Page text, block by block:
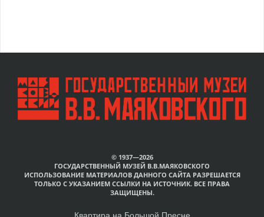
© 1937—2026
ГОСУДАРСТВЕННЫЙ МУЗЕЙ В.В.МАЯКОВСКОГО
ИСПОЛЬЗОВАНИЕ МАТЕРИАЛОВ ДАННОГО САЙТА РАЗРЕШАЕТСЯ
ТОЛЬКО С УКАЗАНИЕМ ССЫЛКИ НА ИСТОЧНИК. ВСЕ ПРАВА
ЗАЩИЩЕНЫ.